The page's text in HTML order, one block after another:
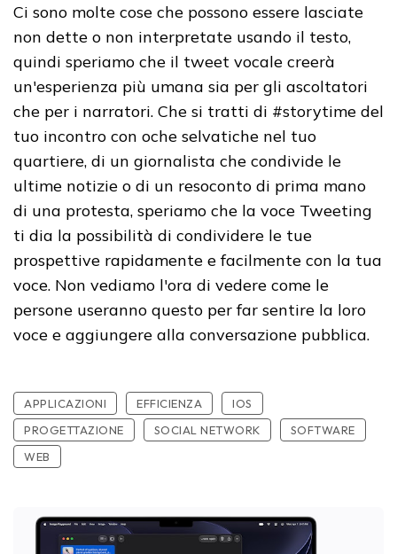
Ci sono molte cose che possono essere lasciate
non dette o non interpretate usando il testo,
quindi speriamo che il tweet vocale creerà
un'esperienza più umana sia per gli ascoltatori
che per i narratori. Che si tratti di #storytime del
tuo incontro con oche selvatiche nel tuo
quartiere, di un giornalista che condivide le
ultime notizie o di un resoconto di prima mano
di una protesta, speriamo che la voce Tweeting
ti dia la possibilità di condividere le tue
prospettive rapidamente e facilmente con la tua
voce. Non vediamo l'ora di vedere come le
persone useranno questo per far sentire la loro
voce e aggiungere alla conversazione pubblica.
APPLICAZIONI EFFICIENZA
IOS
PROGETTAZIONE
SOCIAL NETWORK
SOFTWARE
WEB